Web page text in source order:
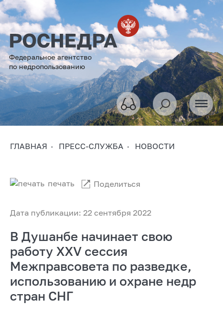
Федеральное агентство
по недропользованию
ГЛАВНАЯ ПРЕСС-СЛУЖБА НОВОСТИ
Дата публикации: 22 сентября 2022
печать Поделиться
В Душанбе начинает свою
работу XXV сессия
Межправсовета по разведке,
использованию и охране недр
стран СНГ